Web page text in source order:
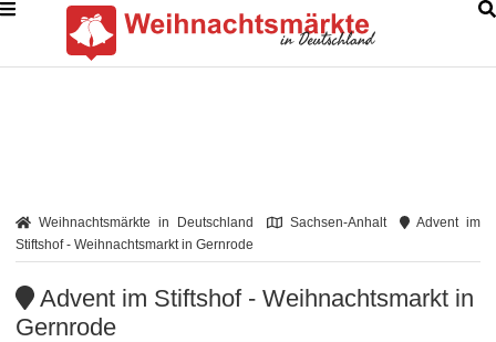
Weihnachtsmärkte in Deutschland Sachsen-Anhalt
Advent im
Stiftshof - Weihnachtsmarkt in Gernrode
Advent im Stiftshof - Weihnachtsmarkt in
Gernrode